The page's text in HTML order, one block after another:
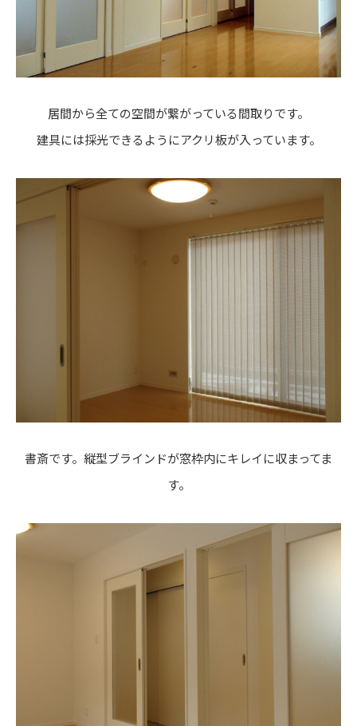
居間から全ての空間が繋がっている間取りです。
建具には採光できるようにアクリ板が入っています。
書斎です。縦型ブラインドが窓枠内にキレイに収まってま
す。